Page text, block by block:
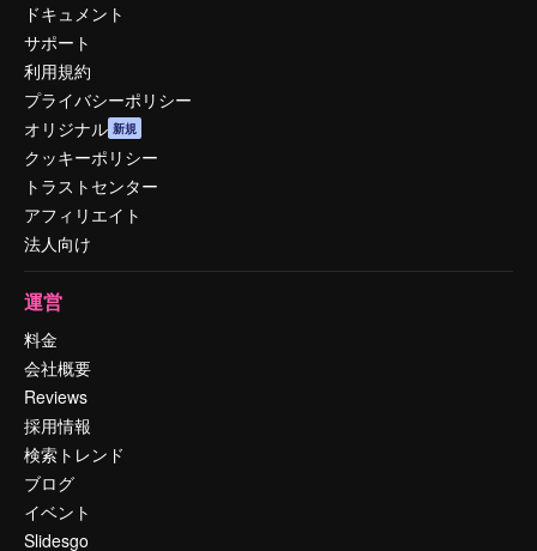
ドキュメント
サポート
利用規約
プライバシーポリシー
オリジナル 新規
クッキーポリシー
トラストセンター
アフィリエイト
法人向け
運営
料金
会社概要
Reviews
採用情報
検索トレンド
ブログ
イベント
Slidesgo